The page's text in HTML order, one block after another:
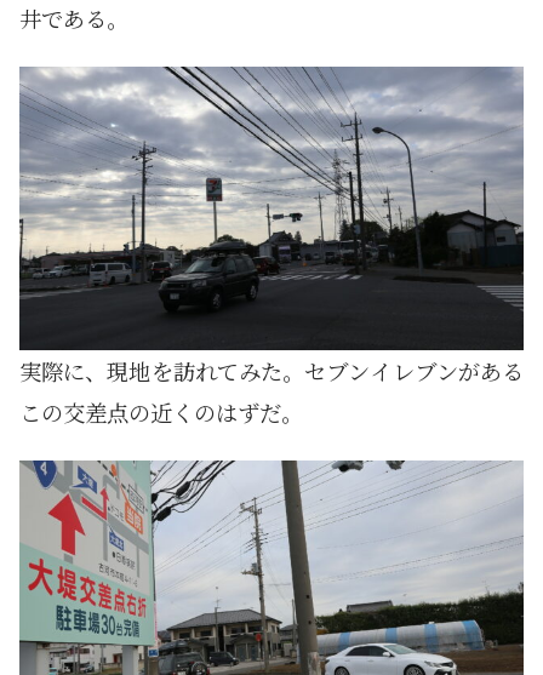
井である。
実際に、現地を訪れてみた。セブンイレブンがある
この交差点の近くのはずだ。